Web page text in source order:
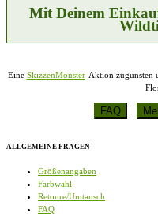
Mit Deinem
Eine SkizzenMonster-Aktion zugunsten
ALLGEMEINE FRAGEN
Größenangaben
Farbwahl
Retoure/Umtausch
FAQ